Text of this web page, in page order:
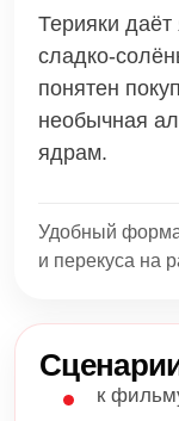
Терияки
сладко-
понятен
необычная
ядрам.
Удобный
и перекуса на
к